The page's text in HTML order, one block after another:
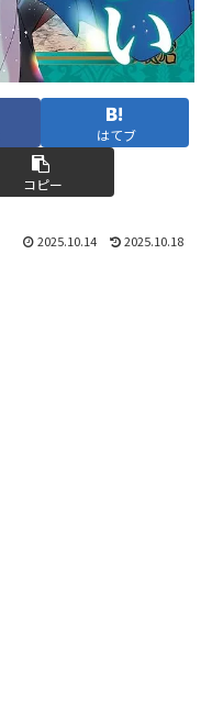
はてブ
コピー
2025.10.14 2025.10.18